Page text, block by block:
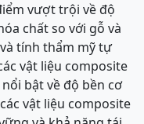
vượt trội về độ
chất so với gỗ và
tính thẩm mỹ tự
vật liệu composite
bật về độ bền cơ
vật liệu composite